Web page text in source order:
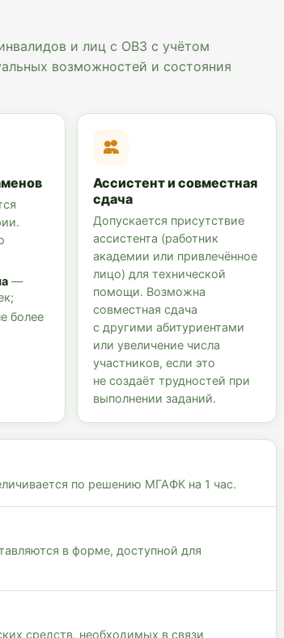
и лиц с ОВЗ с учётом
возможностей и состояния
—
более
Ассистент и совместная
сдача
Допускается присутствие
ассистента (работник
академии или привлечённое
лицо) для технической
помощи. Возможна
совместная сдача
с другими абитуриентами
или увеличение числа
участников, если это
не создаёт трудностей при
выполнении заданий.
по решению МГАФК на 1 час.
в форме, доступной для
средств, необходимых в связи